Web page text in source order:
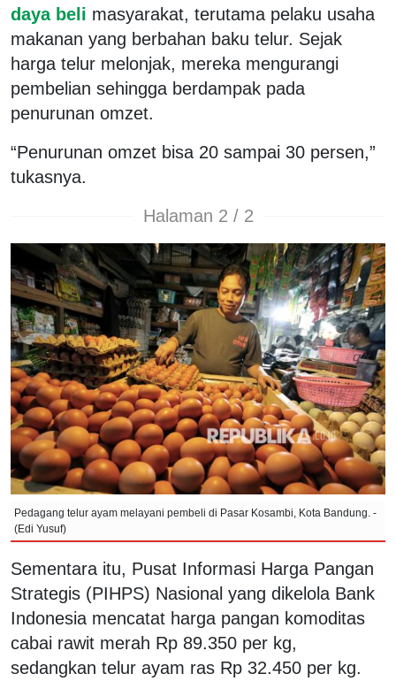
daya beli masyarakat, terutama pelaku usaha
makanan yang berbahan baku telur. Sejak
harga telur melonjak, mereka mengurangi
pembelian sehingga berdampak pada
penurunan omzet.
“Penurunan omzet bisa 20 sampai 30 persen,”
tukasnya.
Halaman 2 / 2
Pedagang telur ayam melayani pembeli di Pasar Kosambi, Kota Bandung. -
(Edi Yusuf)
Sementara itu, Pusat Informasi Harga Pangan
Strategis (PIHPS) Nasional yang dikelola Bank
Indonesia mencatat harga pangan komoditas
cabai rawit merah Rp 89.350 per kg,
sedangkan telur ayam ras Rp 32.450 per kg.